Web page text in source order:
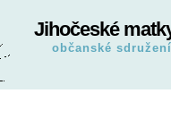
Jihočeské
občanské sdružení